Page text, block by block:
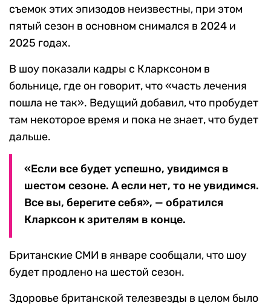
съемок этих эпизодов неизвестны, при этом
пятый сезон в основном снимался в 2024 и
2025 годах.
В шоу показали кадры с Кларксоном в
больнице, где он говорит, что «часть лечения
пошла не так». Ведущий добавил, что пробудет
там некоторое время и пока не знает, что будет
дальше.
«Если все будет успешно, увидимся в
шестом сезоне. А если нет, то не увидимся.
Все вы, берегите себя», — обратился
Кларксон к зрителям в конце.
Британские СМИ в январе сообщали, что шоу
будет продлено на шестой сезон.
Здоровье британской телезвезды в целом было